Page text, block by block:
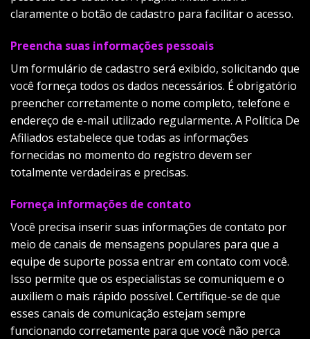
claramente o botão de cadastro para facilitar o acesso.
Preencha suas informações pessoais
Um formulário de cadastro será exibido, solicitando que
você forneça todos os dados necessários. É obrigatório
preencher corretamente o nome completo, telefone e
endereço de e-mail utilizado regularmente. A Política De
Afiliados estabelece que todas as informações
fornecidas no momento do registro devem ser
totalmente verdadeiras e precisas.
Forneça informações de contato
Você precisa inserir suas informações de contato por
meio de canais de mensagens populares para que a
equipe de suporte possa entrar em contato com você.
Isso permite que os especialistas se comuniquem e o
auxiliem o mais rápido possível. Certifique-se de que
esses canais de comunicação estejam sempre
funcionando corretamente para que você não perca